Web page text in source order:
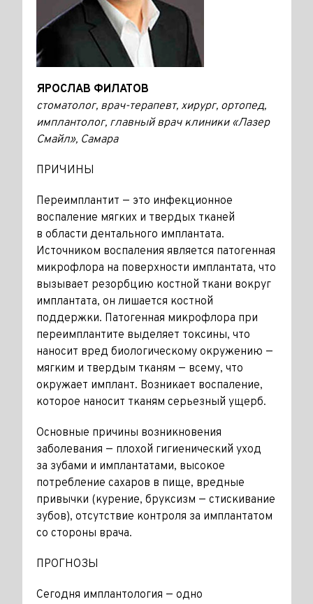
ЯРОСЛАВ ФИЛАТОВ
стоматолог, врач-терапевт, хирург, ортопед,
имплантолог, главный врач клиники «Лазер
Смайл», Самара
ПРИЧИНЫ
Переимплантит — это инфекционное
воспаление мягких и твердых тканей
в области дентального имплантата.
Источником воспаления является патогенная
микрофлора на поверхности имплантата, что
вызывает резорбцию костной ткани вокруг
имплантата, он лишается костной
поддержки. Патогенная микрофлора при
переимплантите выделяет токсины, что
наносит вред биологическому окружению —
мягким и твердым тканям — всему, что
окружает имплант. Возникает воспаление,
которое наносит тканям серьезный ущерб.
Основные причины возникновения
заболевания — плохой гигиенический уход
за зубами и имплантатами, высокое
потребление сахаров в пище, вредные
привычки (курение, бруксизм — стискивание
зубов), отсутствие контроля за имплантатом
со стороны врача.
ПРОГНОЗЫ
Сегодня имплантология — одно